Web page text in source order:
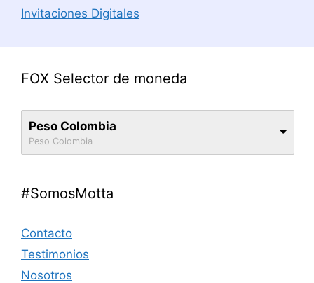
Invitaciones Digitales
FOX Selector de moneda
Peso Colombia
Peso Colombia
#SomosMotta
Contacto
Testimonios
Nosotros